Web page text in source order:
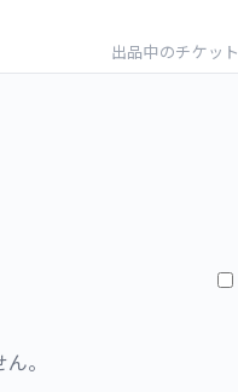
出品中のチケット
。